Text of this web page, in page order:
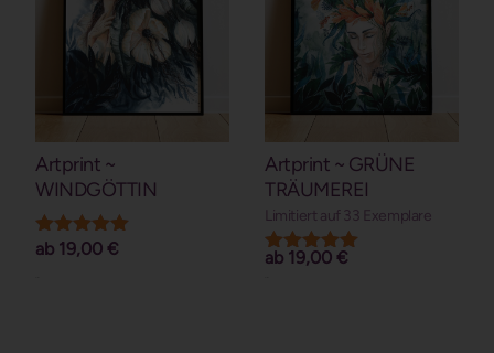
Artprint ~
WINDGÖTTIN
Bewertet mit
ab 19,00 €
Artprint ~ GRÜNE
TRÄUMEREI
Limitiert auf 33 Exemplare
Bewertet mit
ab 19,00 €